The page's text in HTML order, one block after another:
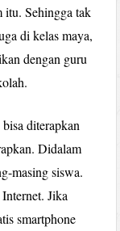
itu. Sehingga tak
di kelas maya,
dengan guru
diterapkan
Didalam
masing siswa.
Jika
smartphone